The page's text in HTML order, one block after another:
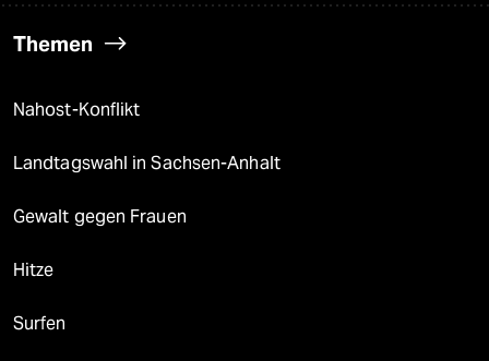
Themen
Nahost-Konflikt
Landtagswahl in Sachsen-Anhalt
Gewalt gegen Frauen
Hitze
Surfen